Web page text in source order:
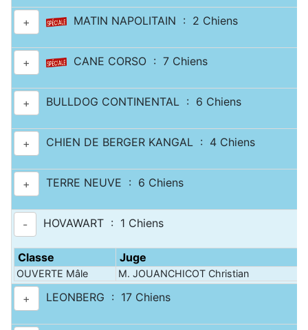
+ MATIN NAPOLITAIN : 2 Chiens
+ CANE CORSO : 7 Chiens
+ BULLDOG CONTINENTAL : 6 Chiens
+ CHIEN DE BERGER KANGAL : 4 Chiens
+ TERRE NEUVE : 6 Chiens
- HOVAWART : 1 Chiens
Classe Juge
OUVERTE Mâle M. JOUANCHICOT Christian
+ LEONBERG : 17 Chiens